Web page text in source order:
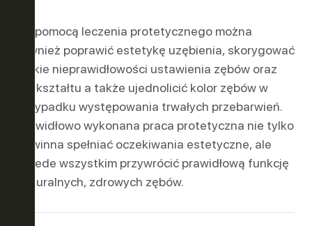
Za pomocą leczenia protetycznego można
również poprawić estetykę uzębienia, skorygować
lekkie nieprawidłowości ustawienia zębów oraz
ich kształtu a także ujednolicić kolor zębów w
przypadku występowania trwałych przebarwień.
Prawidłowo wykonana praca protetyczna nie tylko
powinna spełniać oczekiwania estetyczne, ale
przede wszystkim przywrócić prawidłową funkcję
naturalnych, zdrowych zębów.